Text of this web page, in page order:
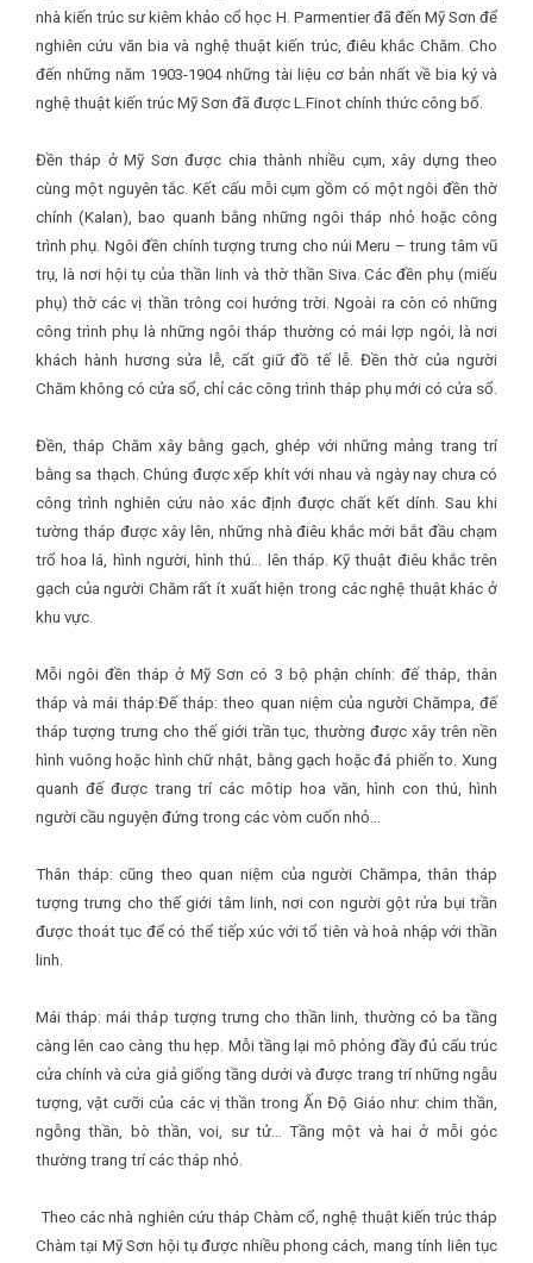
nhà kiến trúc sư kiêm khảo cổ học H. Parmentier đã đến Mỹ Sơn để
nghiên cứu văn bia và nghệ thuật kiến trúc, điêu khắc Chăm. Cho
đến những năm 1903-1904 những tài liệu cơ bản nhất về bia ký và
nghệ thuật kiến trúc Mỹ Sơn đã được L.Finot chính thức công bố.
Đền tháp ở Mỹ Sơn được chia thành nhiều cụm, xây dựng theo
cùng một nguyên tắc. Kết cấu mỗi cụm gồm có một ngôi đền thờ
chính (Kalan), bao quanh bằng những ngôi tháp nhỏ hoặc công
trình phụ. Ngôi đền chính tượng trưng cho núi Meru – trung tâm vũ
trụ, là nơi hội tụ của thần linh và thờ thần Siva. Các đền phụ (miếu
phụ) thờ các vị thần trông coi hướng trời. Ngoài ra còn có những
công trình phụ là những ngôi tháp thường có mái lợp ngói, là nơi
khách hành hương sửa lễ, cất giữ đồ tế lễ. Đền thờ của người
Chăm không có cửa sổ, chỉ các công trình tháp phụ mới có cửa sổ.
Đền, tháp Chăm xây bằng gạch, ghép với những mảng trang trí
bằng sa thạch. Chúng được xếp khít với nhau và ngày nay chưa có
công trình nghiên cứu nào xác định được chất kết dính. Sau khi
tường tháp được xây lên, những nhà điêu khắc mới bắt đầu chạm
trổ hoa lá, hình người, hình thú… lên tháp. Kỹ thuật điêu khắc trên
gạch của người Chăm rất ít xuất hiện trong các nghệ thuật khác ở
khu vực.
Mỗi ngôi đền tháp ở Mỹ Sơn có 3 bộ phận chính: đế tháp, thân
tháp và mái tháp:Đế tháp: theo quan niệm của người Chămpa, đế
tháp tượng trưng cho thế giới trần tục, thường được xây trên nền
hình vuông hoặc hình chữ nhật, bằng gạch hoặc đá phiến to. Xung
quanh đế được trang trí các môtip hoa văn, hình con thú, hình
người cầu nguyện đứng trong các vòm cuốn nhỏ…
Thân tháp: cũng theo quan niệm của người Chămpa, thân tháp
tượng trưng cho thế giới tâm linh, nơi con người gột rửa bụi trần
được thoát tục để có thể tiếp xúc với tổ tiên và hoà nhập với thần
linh.
Mái tháp: mái tháp tượng trưng cho thần linh, thường có ba tầng
càng lên cao càng thu hẹp. Mỗi tầng lại mô phỏng đầy đủ cấu trúc
cửa chính và cửa giả giống tầng dưới và được trang trí những ngẫu
tượng, vật cưỡi của các vị thần trong Ấn Độ Giáo như: chim thần,
ngỗng thần, bò thần, voi, sư tử… Tầng một và hai ở mỗi góc
thường trang trí các tháp nhỏ.
Theo các nhà nghiên cứu tháp Chàm cổ, nghệ thuật kiến trúc tháp
Chàm tại Mỹ Sơn hội tụ được nhiều phong cách, mang tính liên tục